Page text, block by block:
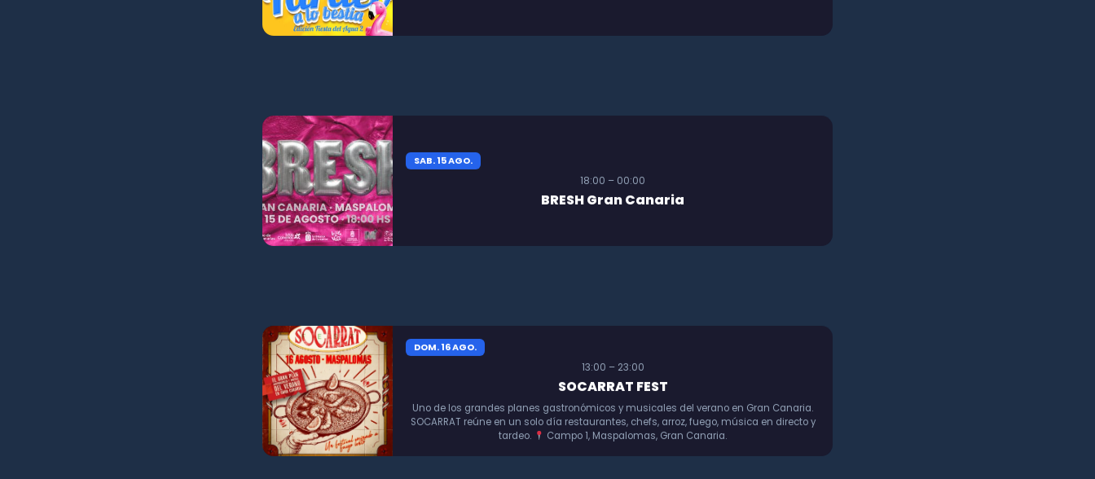
SAB. 15 AGO.
18:00 – 00:00
BRESH Gran Canaria
DOM. 16 AGO.
13:00 – 23:00
SOCARRAT FEST
Uno de los grandes planes gastronómicos y musicales del verano en Gran Canaria.
SOCARRAT reúne en un solo día restaurantes, chefs, arroz, fuego, música en directo y
tardeo.
Campo 1, Maspalomas, Gran Canaria.